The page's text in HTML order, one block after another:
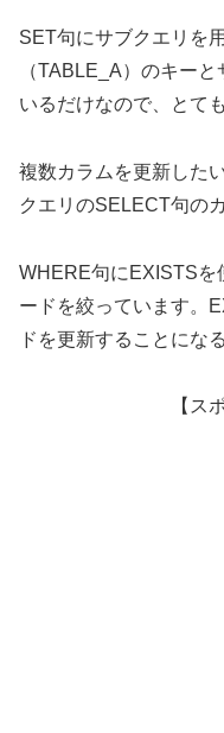
SET句にサブクエリを
（TABLE_A）のキー
いるだけなので、とて
複数カラムを更新した
クエリのSELECT句の
WHERE句にEXISTSを
ードを絞っています。
ドを更新することにな
【ス